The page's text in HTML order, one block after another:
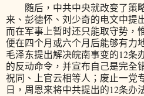
随后，中共中央就改变了策
来、彭德怀、刘少奇的电文中提
而在军事上暂时还只能取守势，
便在四个月或六个月后能够有力
毛泽东提出解决皖南事变的12条
的反动命令，并宣布自己是完全
祝同、上官云相等人；废止一党
日，周恩来将中共提出的12条办